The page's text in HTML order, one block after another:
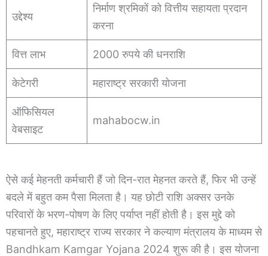
उद्देश्य
निर्माण श्रमिकों को वित्तीय सहायता प्रदान
करना
वित्त लाभ 2000 रुपये की धनराशि
केटेगरी महाराष्ट्र सरकारी योजना
ऑफिसियल
वेबसाइट
mahabocw.in
ऐसे कई मेहनती कर्मचारी हैं जो दिन-रात मेहनत करते हैं, फिर भी उन्हें
बदले में बहुत कम पैसा मिलता है। यह छोटी राशि अक्सर उनके
परिवारों के भरण-पोषण के लिए पर्याप्त नहीं होती है। इस मुद्दे को
पहचानते हुए, महाराष्ट्र राज्य सरकार ने कल्याण मंत्रालय के माध्यम से
Bandhkam Kamgar Yojana 2024 शुरू की है। इस योजना